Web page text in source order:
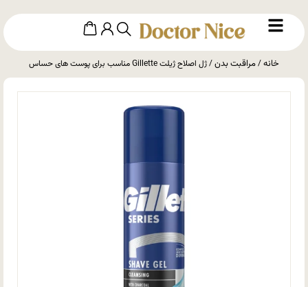
خانه/مراقبت بدن/ ژل اصلاح ژیلت Gillette مناسب برای پوست های حساس